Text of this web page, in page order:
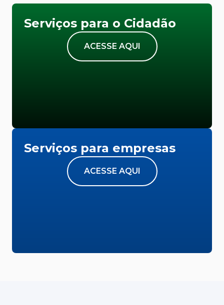
Serviços para o Cidadão
ACESSE AQUI
Serviços para empresas
ACESSE AQUI